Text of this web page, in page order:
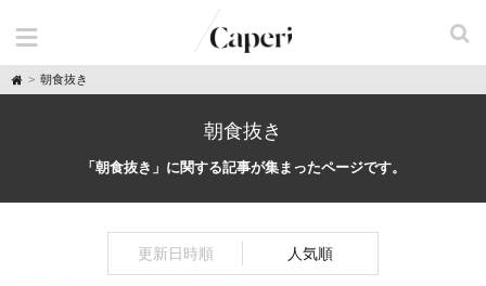
H
o
朝食抜き
朝食抜き
「朝食抜き」に関する記事が集まったページです。
更新日時順 人気順